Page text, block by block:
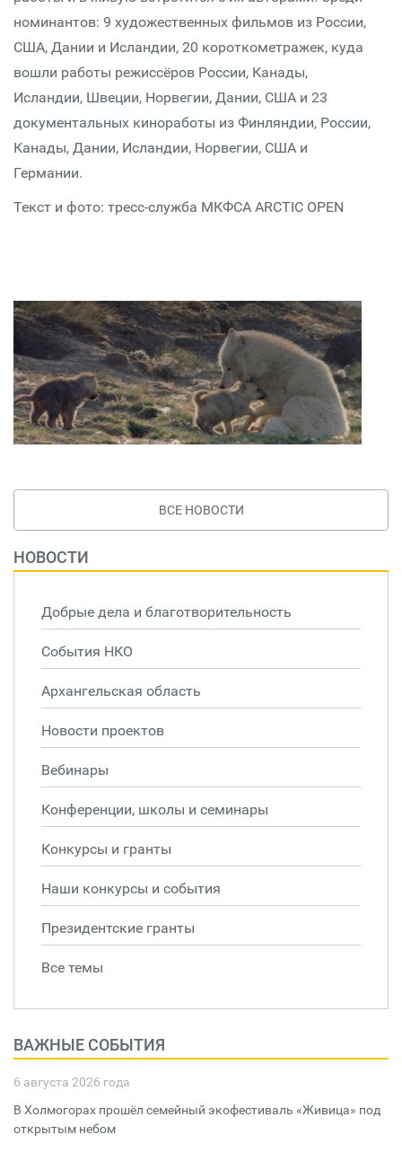
номинантов: 9 художественных фильмов из России,
США, Дании и Исландии, 20 короткометражек, куда
вошли работы режиссёров России, Канады,
Исландии, Швеции, Норвегии, Дании, США и 23
документальных киноработы из Финляндии, России,
Канады, Дании, Исландии, Норвегии, США и
Германии.
Текст и фото: тресс-служба МКФСА ARCTIC OPEN
ВСЕ НОВОСТИ
НОВОСТИ
Добрые дела и благотворительность
События НКО
Архангельская область
Новости проектов
Вебинары
Конференции, школы и семинары
Конкурсы и гранты
Наши конкурсы и события
Президентские гранты
Все темы
ВАЖНЫЕ СОБЫТИЯ
6 августа 2026 года
В Холмогорах прошёл семейный экофестиваль «Живица» под
открытым небом